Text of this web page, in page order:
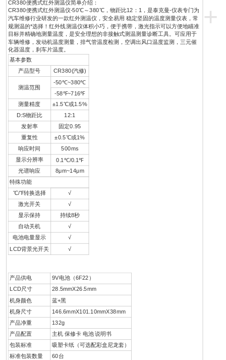
+
CR380便携式红外测温仪简单介绍：
CR380便携式红外测温仪-50℃～380℃，物距比12：1，是泰克曼-仪表专门为
汽车维修行业研发的一款红外测温仪，安全易用 稳定坚固的温度测量仪表，常
规测温的*选择！红外线测温仪体积小巧，便于携带，激光指示可以方便地瞄准
目标并精确地测量温度，是安全理想的非接触式测温测量诊断工具。可应用于
车辆维修，发动机温度测量，排气管温度检测，空调出风口温度监测，三元催
化器温度，刹车片温度。
基本参数
产品型号
CR380(汽修)
测温范围
-50℃~380℃
-58℉~716℉
测量精度
±1.5℃或1.5%
D:S物距比
12:1
发射率
固定0.95
重复性
±0.5℃或1%
响应时间
500ms
显示分辨率
0.1℃/0.1℉
光谱响应
8μm~14μm
特殊功能
℃/℉转换选择 √
激光开关
√
显示保持
持续8秒
自动关机
√
电池电量显示
√
LCD背景光开关
√
产品供电
9V电池（6F22）
LCD尺寸
28.5mmX26.5mm
机身颜色 蓝+黑
机身尺寸 146.6mmX101.10mmX38mm
产品净重 132g
产品配置
主机 保修卡 电池 说明书
包装标准
吸塑卡纸（可选配彩盒尼龙套）
标准包装数量
60台